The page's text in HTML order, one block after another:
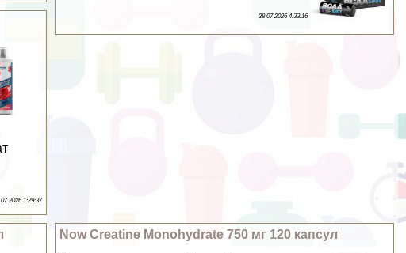
28 07 2026 4:33:16
07 2026 1:29:37
Now Creatine Monohydrate 750 мг 120 капсул